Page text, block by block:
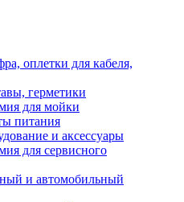
оплетки для кабеля,
герметики
для мойки
питания
и аксессуары
для сервисного
и автомобильный